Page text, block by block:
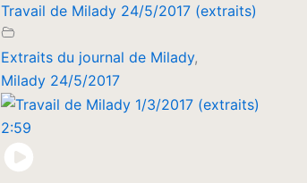
Travail de Milady 24/5/2017 (extraits)
Extraits du journal de Milady,
Milady 24/5/2017
2:59